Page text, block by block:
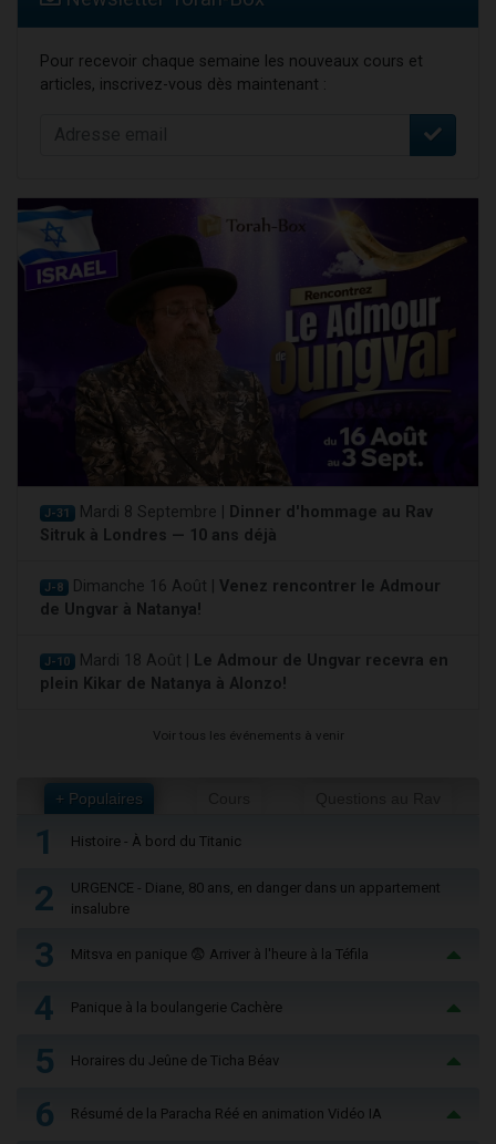
Pour recevoir chaque semaine les nouveaux cours et
articles, inscrivez-vous dès maintenant :
J-31 Mardi 8 Septembre |
Dinner d'hommage au Rav
Sitruk à Londres — 10 ans déjà
J-8 Dimanche 16 Août | Venez rencontrer le Admour
de Ungvar à Natanya!
J-10 Mardi 18 Août |
Le Admour de Ungvar recevra en
plein Kikar de Natanya à Alonzo!
Voir tous les événements à venir
+ Populaires
1 Histoire - À bord du Titanic
2
URGENCE - Diane, 80 ans, en danger dans un appartement
insalubre
3 Mitsva en panique 😨 Arriver à l'heure à la Téfila
4 Panique à la boulangerie Cachère
5 Horaires du Jeûne de Ticha Béav
6 Résumé de la Paracha Réé en animation Vidéo IA